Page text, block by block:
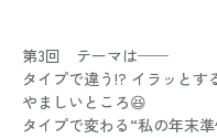
第3回　テーマは──
タイプで違う!? イラッとす
やましいところ😆
タイプで変わる“私の年末